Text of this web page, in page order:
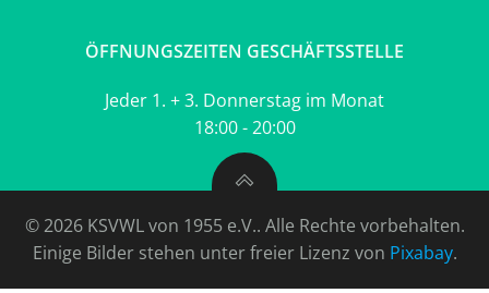
ÖFFNUNGSZEITEN GESCHÄFTSSTELLE
Jeder 1. + 3. Donnerstag im Monat
18:00 - 20:00
© 2026 KSVWL von 1955 e.V.. Alle Rechte vorbehalten.
Einige Bilder stehen unter freier Lizenz von Pixabay.